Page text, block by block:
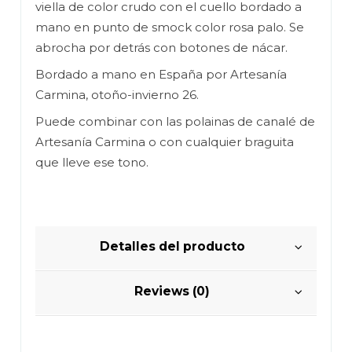
viella de color crudo con el cuello bordado a
mano en punto de smock color rosa palo. Se
abrocha por detrás con botones de nácar.
Bordado a mano en España por Artesanía
Carmina, otoño-invierno 26.
Puede combinar con las polainas de canalé de
Artesanía Carmina o con cualquier braguita
que lleve ese tono.
Detalles del producto
Reviews (0)